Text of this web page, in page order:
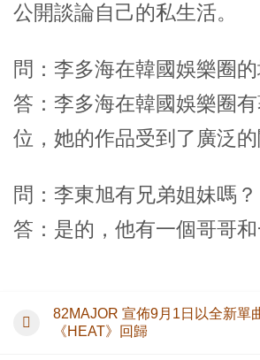
公開談論自己的私生活。
問：李多海在韓國娛樂圈
答：李多海在韓國娛樂圈
位，她的作品受到了廣泛的
問：李東旭有兄弟姐妹嗎？
答：是的，他有一個哥哥和
82MAJOR 宣佈9月1日以全新單
《HEAT》回歸